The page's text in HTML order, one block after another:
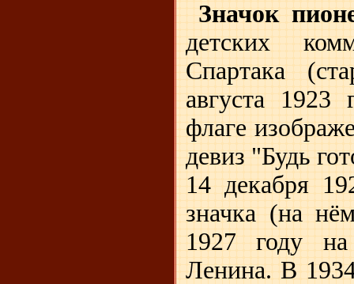
Значок
детских
Спартака
августа 1923
флаге
девиз "Будь
14 декабря
значка (на
1927 году на
Ленина. В